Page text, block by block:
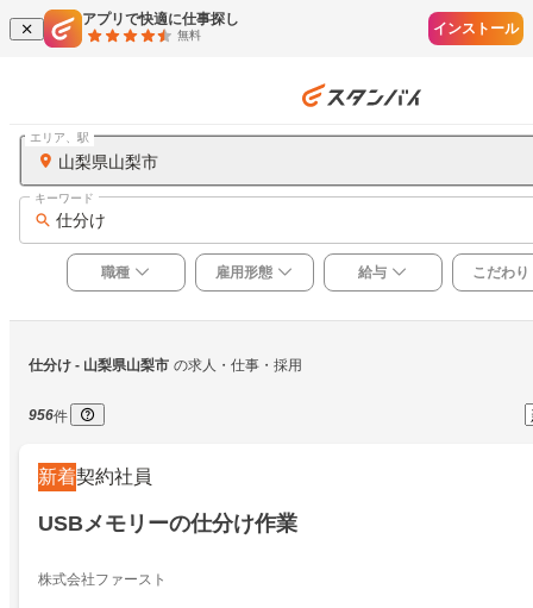
アプリで快適に仕事探し
無料 インストール
山梨県山梨市
エリア、駅
仕分け
キーワード
職種 雇用形態 給与 こだわり
仕分け - 山梨県山梨市 の求人・仕事・採用
956件
新着契約社員
USBメモリーの仕分け作業
株式会社ファースト